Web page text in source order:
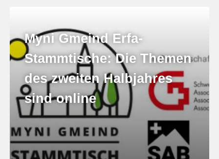
Myni Gmeind Erfa-
Stammtische: Die Themen
des zweiten Halbjahres
sind online